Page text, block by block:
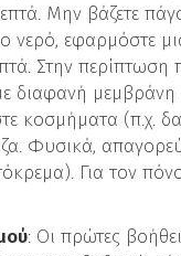
Μην βάζετε
νερό, εφαρμόστε
Στην
διαφανή
κοσμήματα (π.χ.
Φυσικά,
Για τον
: Οι πρώτες